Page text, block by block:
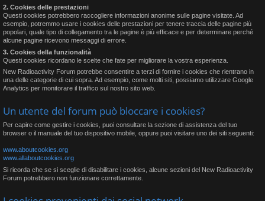
2. Cookies delle prestazioni
Questi cookies potrebbero raccogliere informazioni anonime sulle pagine visitate. Ad
esempio, potremmo usare i cookies delle prestazioni per tenere traccia delle pagine più
popolari, quale tipo di collegamento tra le pagine è più efficace e per determinare perché
alcune pagine ricevono messaggi di errore.
3. Cookies della funzionalità
Questi cookies ricordano le scelte che fate per migliorare la vostra esperienza.
New Radioactivity Forum potrebbe consentire a terzi di fornire i cookies che rientrano in
una delle categorie di cui sopra. Ad esempio, come molti siti, possiamo utilizzare Google
Analytics per monitorare il traffico sul nostro sito web.
Un utente del forum può bloccare i cookies?
Per capire come gestire i cookies, puoi consultare la sezione di assistenza del tuo
browser o il manuale del tuo dispositivo mobile, oppure puoi visitare uno dei siti seguenti:
www.aboutcookies.org
www.allaboutcookies.org
Si ricorda che se si sceglie di disabilitare i cookies, alcune sezioni del New Radioactivity
Forum potrebbero non funzionare correttamente.